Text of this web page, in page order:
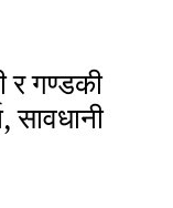
र गण्डकी
सावधानी